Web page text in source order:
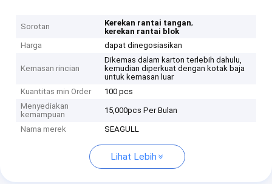
Sorotan Kerekan rantai tangan,
kerekan rantai blok
Harga
dapat dinegosiasikan
Kemasan rincian
Dikemas dalam karton terlebih dahulu,
kemudian diperkuat dengan kotak baja
untuk kemasan luar
Kuantitas min Order
100 pcs
Menyediakan
kemampuan
15,000pcs Per Bulan
Nama merek SEAGULL
Lihat Lebih